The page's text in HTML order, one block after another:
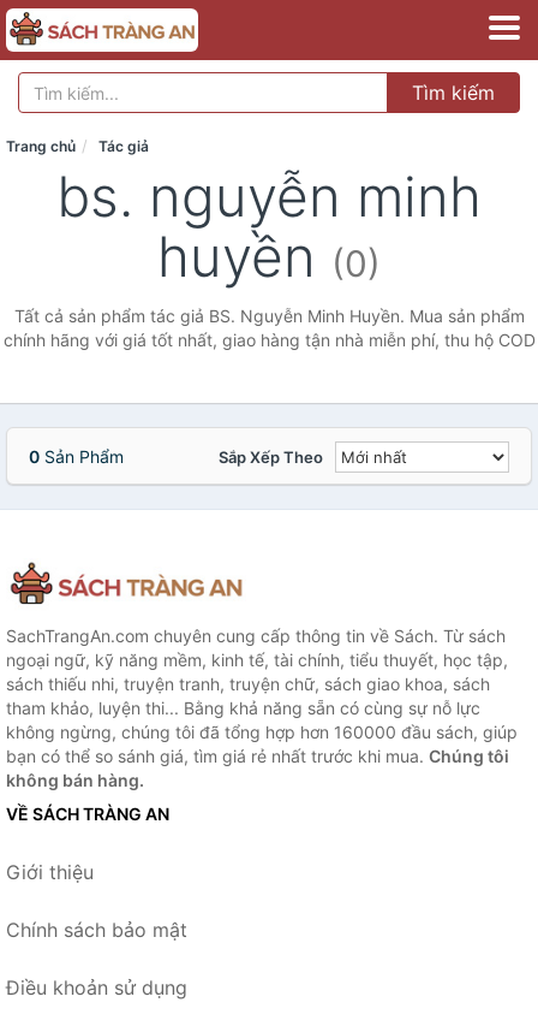
Tìm kiếm
Trang chủ Tác giả
bs. nguyễn minh
huyền (0)
Tất cả sản phẩm tác giả BS. Nguyễn Minh Huyền. Mua sản phẩm
chính hãng với giá tốt nhất, giao hàng tận nhà miễn phí, thu hộ COD
0 Sản Phẩm Sắp Xếp Theo
SachTrangAn.com chuyên cung cấp thông tin về Sách. Từ sách
ngoại ngữ, kỹ năng mềm, kinh tế, tài chính, tiểu thuyết, học tập,
sách thiếu nhi, truyện tranh, truyện chữ, sách giao khoa, sách
tham khảo, luyện thi... Bằng khả năng sẵn có cùng sự nỗ lực
không ngừng, chúng tôi đã tổng hợp hơn 160000 đầu sách, giúp
bạn có thể so sánh giá, tìm giá rẻ nhất trước khi mua. Chúng tôi
không bán hàng.
VỀ SÁCH TRÀNG AN
Giới thiệu
Chính sách bảo mật
Điều khoản sử dụng